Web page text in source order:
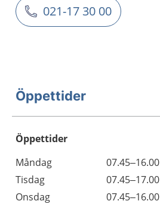
021-17 30 00
Öppettider
Öppettider
Dag
Öppettider
Kommentarer
Måndag
07.45–16.00
Tisdag
07.45–17.00
Onsdag
07.45–16.00